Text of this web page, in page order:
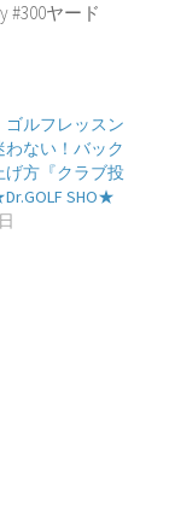
#300ヤード
ルフレッスン
ない！バック
げ方『クラブ投
SHO★